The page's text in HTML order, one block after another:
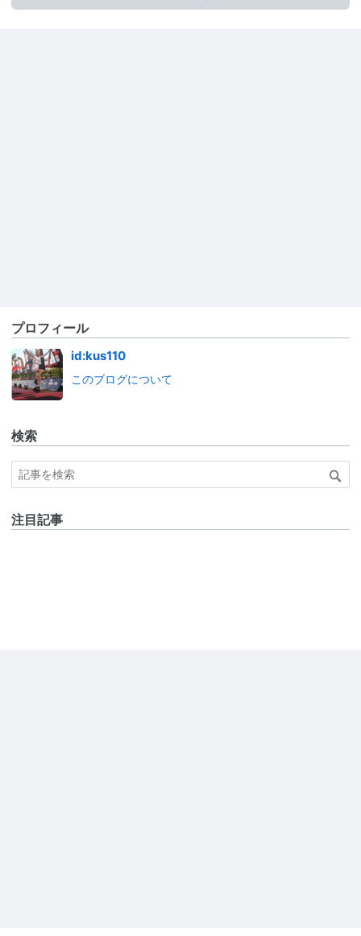
プロフィール
id:kus110
このブログについて
検索
注目記事